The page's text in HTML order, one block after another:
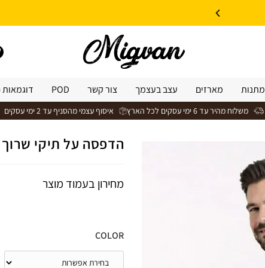
מתנות מארזים עצב בעצמך צור קשר POD
משלוח מהיר עד 6 ימי עסקים לכל הארץ איסוף עצמי מהסניף עד 2 ימי עסקים
הדפסה על תיקי
מחירון בעמוד מוצר
COLOR